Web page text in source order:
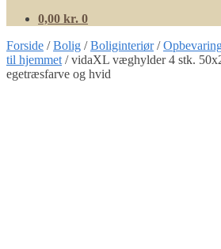
0,00 kr. 0
Forside /Bolig /Boliginteriør/
til hjemmet /vidaXL væghylder 4 stk.
egetræsfarve og hvid